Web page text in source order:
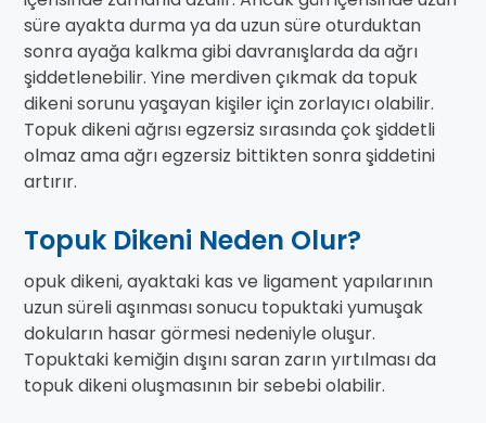
süre ayakta durma ya da uzun süre oturduktan
sonra ayağa kalkma gibi davranışlarda da ağrı
şiddetlenebilir. Yine merdiven çıkmak da topuk
dikeni sorunu yaşayan kişiler için zorlayıcı olabilir.
Topuk dikeni ağrısı egzersiz sırasında çok şiddetli
olmaz ama ağrı egzersiz bittikten sonra şiddetini
artırır.
Topuk Dikeni Neden Olur?
opuk dikeni, ayaktaki kas ve ligament yapılarının
uzun süreli aşınması sonucu topuktaki yumuşak
dokuların hasar görmesi nedeniyle oluşur.
Topuktaki kemiğin dışını saran zarın yırtılması da
topuk dikeni oluşmasının bir sebebi olabilir.